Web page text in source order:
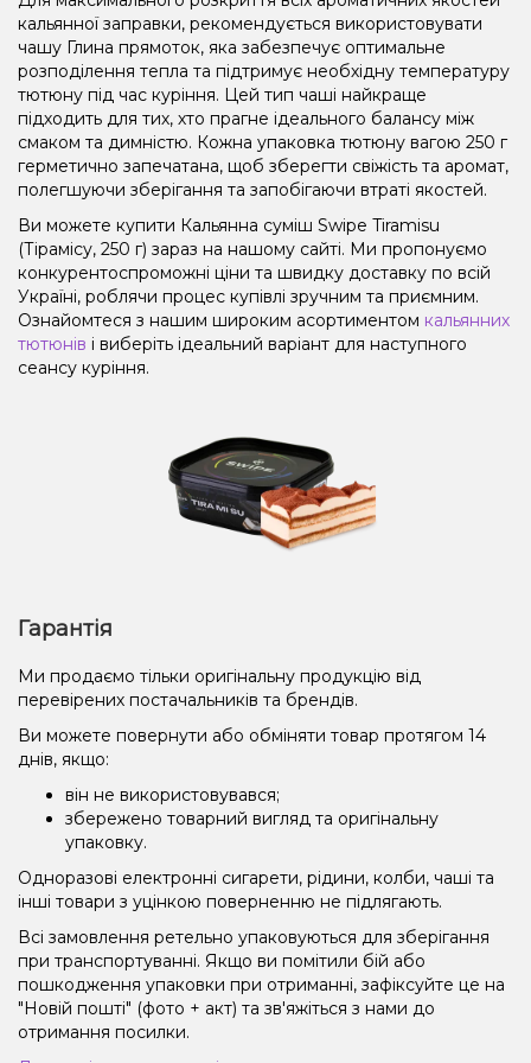
кальянної заправки, рекомендується використовувати
чашу Глина прямоток, яка забезпечує оптимальне
розподілення тепла та підтримує необхідну температуру
тютюну під час куріння. Цей тип чаші найкраще
підходить для тих, хто прагне ідеального балансу між
смаком та димністю. Кожна упаковка тютюну вагою 250 г
герметично запечатана, щоб зберегти свіжість та аромат,
полегшуючи зберігання та запобігаючи втраті якостей.
Ви можете купити Кальянна суміш Swipe Tiramisu
(Тірамісу, 250 г) зараз на нашому сайті. Ми пропонуємо
конкурентоспроможні ціни та швидку доставку по всій
Україні, роблячи процес купівлі зручним та приємним.
Ознайомтеся з нашим широким асортиментом кальянних
тютюнів і виберіть ідеальний варіант для наступного
сеансу куріння.
Гарантія
Ми продаємо тільки оригінальну продукцію від
перевірених постачальників та брендів.
Ви можете повернути або обміняти товар протягом 14
днів, якщо:
він не використовувався;
збережено товарний вигляд та оригінальну
упаковку.
Одноразові електронні сигарети, рідини, колби, чаші та
інші товари з уцінкою поверненню не підлягають.
Всі замовлення ретельно упаковуються для зберігання
при транспортуванні. Якщо ви помітили бій або
пошкодження упаковки при отриманні, зафіксуйте це на
"Новій пошті" (фото + акт) та зв'яжіться з нами до
отримання посилки.